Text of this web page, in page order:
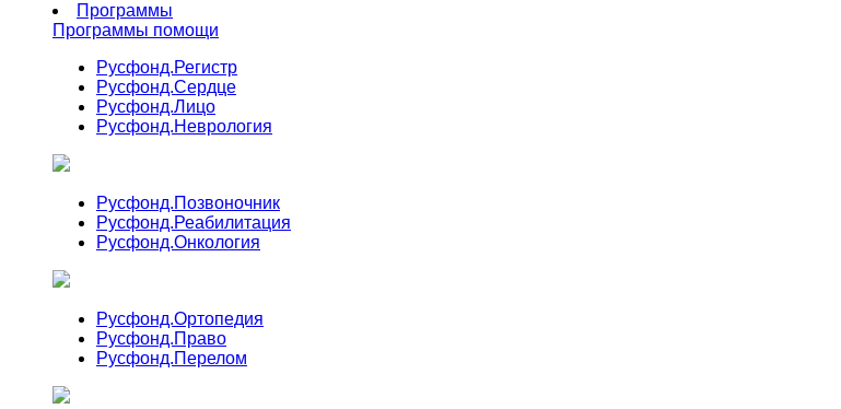
Программы
Программы помощи
Русфонд.Регистр
Русфонд.Сердце
Русфонд.Лицо
Русфонд.Неврология
Русфонд.Позвоночник
Русфонд.Реабилитация
Русфонд.Онкология
Русфонд.Ортопедия
Русфонд.Право
Русфонд.Перелом